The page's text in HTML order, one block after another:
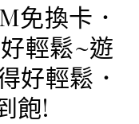
免換卡．
輕鬆~遊
好輕鬆．
飽!